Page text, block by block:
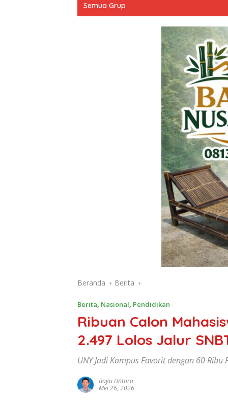
Semua Grup
Beranda Berita
Berita, Nasional, Pendidikan
Ribuan Calon
2.497 Lolos Jalur
UNY Jadi Kampus Favorit dengan 60
Bayu Untoro
Mei 26, 2026